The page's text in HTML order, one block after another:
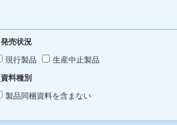
発売状況
現行製品
生産中止製品
資料種別
製品同梱資料を含まない